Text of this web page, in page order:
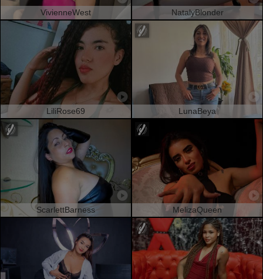
VivienneWest NatalyBlonder
LiliRose69 LunaBeya
ScarlettBarness MelizaQueen